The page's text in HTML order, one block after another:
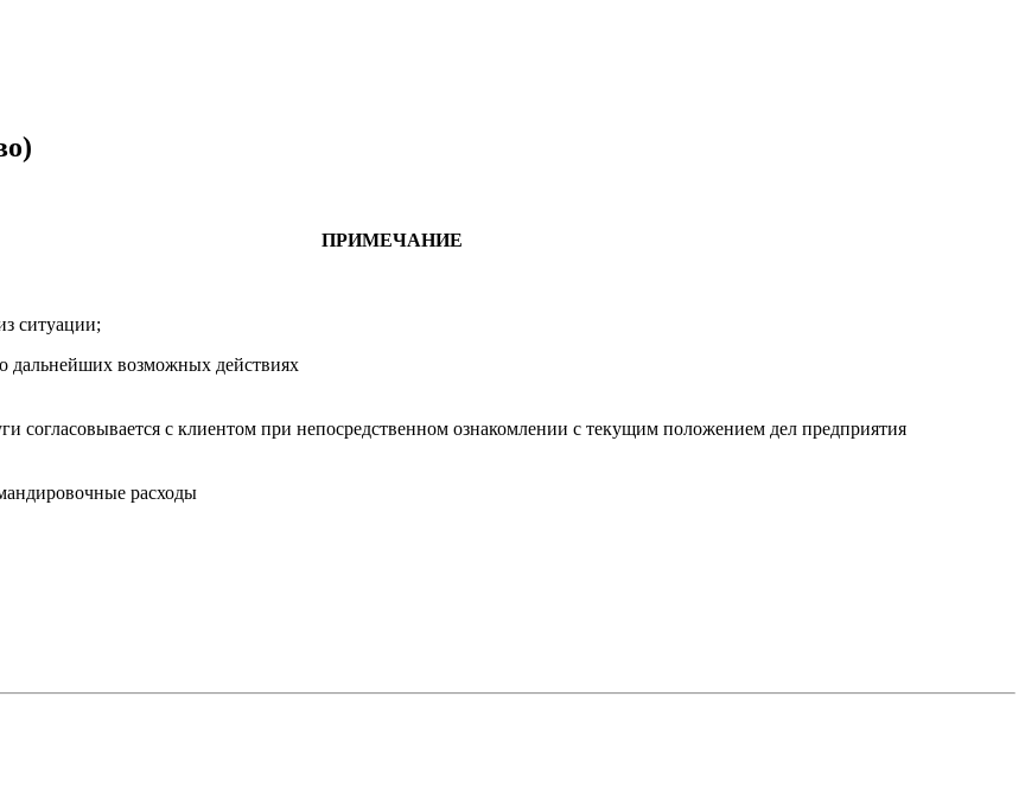
ПРИМЕЧАНИЕ
ситуации;
дальнейших возможных действиях
согласовывается с клиентом при непосредственном ознакомлении с текущим положением дел предприятия
расходы